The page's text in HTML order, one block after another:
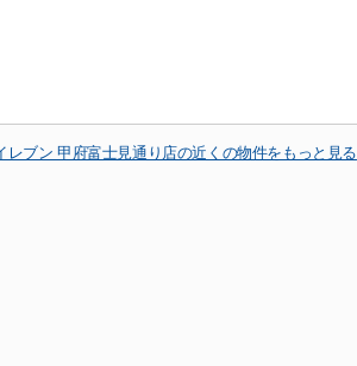
レブン 甲府富士見通り店の近くの物件をもっと見る